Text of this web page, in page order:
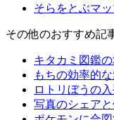
そらをとぶマ
その他のおすすめ記
キタカミ図鑑
もちの効率的
ロトリぼうの
写真のシェア